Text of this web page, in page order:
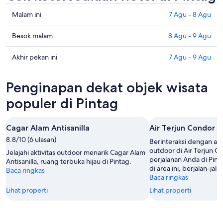
Cek
harga
di
Pintag
untuk
7
-
Agu
Malam ini 7 Agu - 8 Agu
Cek
harga
di
besok
malam,
8
-
9
Agu
Besok malam 8 Agu - 9 Agu
Cek
Pintag
untuk
akhir
ini,
7
Agu
-
9
Akhir pekan ini 7 Agu - 9 Agu
Penginapan dekat objek wisata
populer di Pintag
Cagar Alam Antisanilla
8.8/10 (6 ulasan)
Jelajahi aktivitas outdoor menarik Cagar Alam
Antisanilla, ruang terbuka hijau di Pintag.
Baca ringkas
Lihat properti
Air Terjun Condor
Berinteraksi dengan
outdoor di Air Terjun
perjalanan Anda di
di area ini, berjalan-
Baca ringkas
Lihat properti